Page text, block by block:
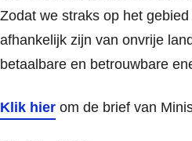
Zodat we straks op het
afhankelijk zijn van onvrije
betaalbare en betrouwbare
Klik hier om de brief van